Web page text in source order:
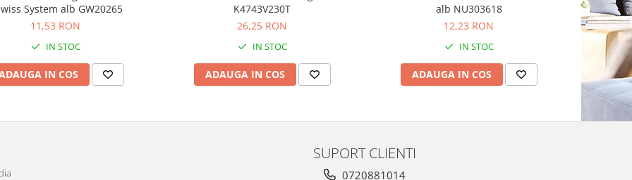
System alb GW20265
11,53 RON
IN STOC
IN COS
K4743V230T
26,25 RON
IN STOC
ADAUGA IN COS
alb NU303618
12,23 RON
IN STOC
ADAUGA IN COS
SUPORT CLIENTI
0720881014